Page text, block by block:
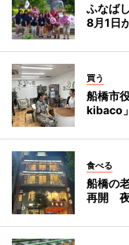
ふなば
8月1日
買う
船橋市
kibaco
食べる
船橋の
再開 夜